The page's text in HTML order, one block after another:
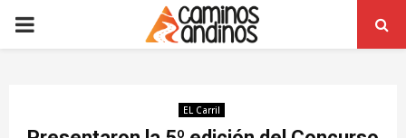
PRIMARY
EL Carril